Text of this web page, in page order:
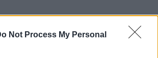
Not Process My Personal